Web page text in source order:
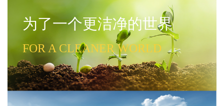
为了一个更洁净的世界
FOR A CLEANER WORLD